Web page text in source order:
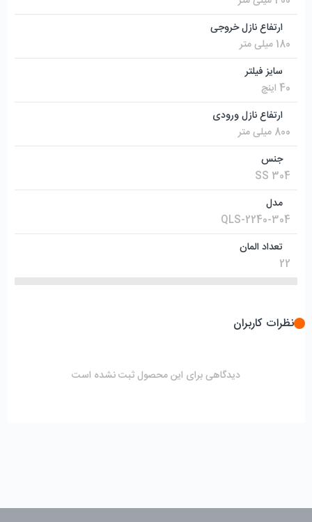
ارتفاع نازل خروجی
180 میلی متر
سایز فیلتر
40 اینچ
ارتفاع نازل ورودی
800 میلی متر
جنس
SS 304
مدل
QLS-2240-304
تعداد المان
22
نظرات کاربران
دیدگاهی برای این محصول ثبت نشده است